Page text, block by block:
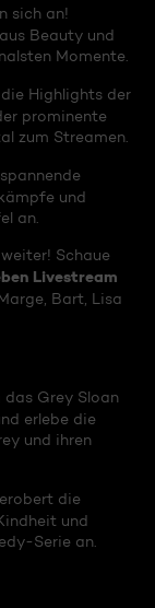
sich an!
Beauty und
Momente.
Highlights der
prominente
zum Streamen.
und
an.
Schaue
Livestream
Bart, Lisa
das Grey Sloan
erlebe die
und ihren
die
und
Serie an.